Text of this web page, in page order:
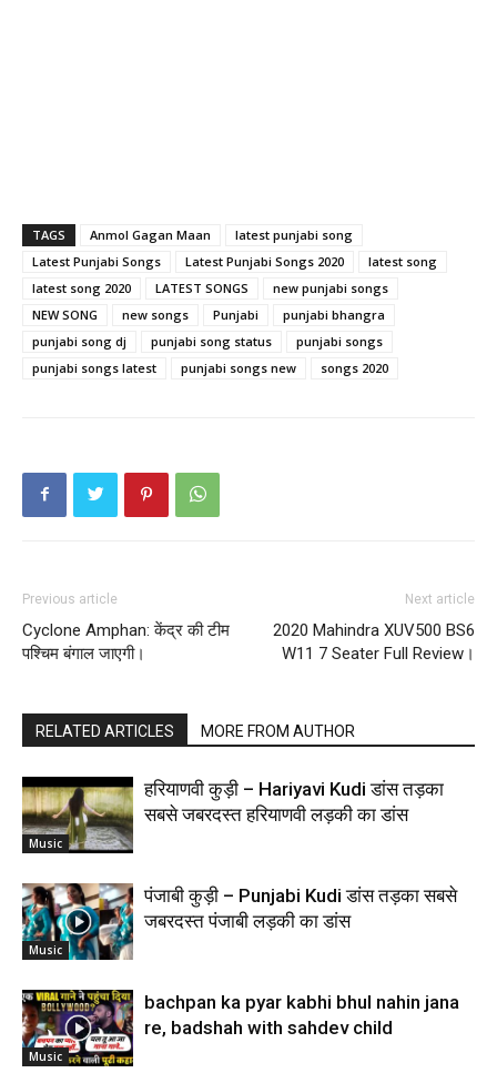
TAGS Anmol Gagan Maan
latest punjabi song
Latest Punjabi Songs
Latest Punjabi Songs 2020
latest song
latest song 2020
LATEST SONGS
new punjabi songs
NEW SONG
new songs Punjabi
punjabi bhangra
punjabi song dj
punjabi song status
punjabi songs
punjabi songs latest
punjabi songs new songs 2020
Previous article
Cyclone Amphan: केंद्र की टीम
पश्चिम बंगाल जाएगी।
Next article
2020 Mahindra XUV500 BS6
W11 7 Seater Full Review।
RELATED ARTICLES MORE FROM AUTHOR
Music
हरियाणवी कुड़ी – Hariyavi Kudi डांस तड़का
सबसे जबरदस्त हरियाणवी लड़की का डांस
Music
पंजाबी कुड़ी – Punjabi Kudi डांस तड़का सबसे
जबरदस्त पंजाबी लड़की का डांस
Music
bachpan ka pyar kabhi bhul nahin jana
re, badshah with sahdev child